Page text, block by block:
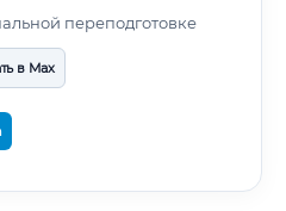
переподготовке
в Max